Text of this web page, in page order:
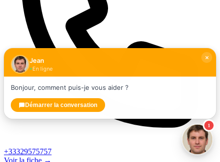
+33329575757
1
Jean
En ligne
Bonjour, comment puis-je vous aider ?
Démarrer la conversation